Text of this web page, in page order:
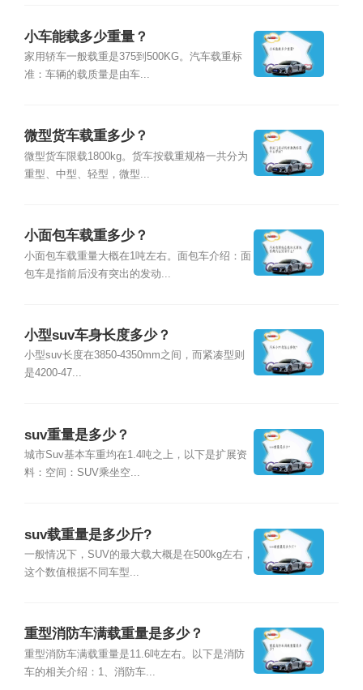
小车能载多少重量？
家用轿车一般载重是375到500KG。汽车载重标
准：车辆的载质量是由车...
微型货车载重多少？
微型货车限载1800kg。货车按载重规格一共分为
重型、中型、轻型，微型...
小面包车载重多少？
小面包车载重量大概在1吨左右。面包车介绍：面
包车是指前后没有突出的发动...
小型suv车身长度多少？
小型suv长度在3850-4350mm之间，而紧凑型则
是4200-47...
suv重量是多少？
城市Suv基本车重均在1.4吨之上，以下是扩展资
料：空间：SUV乘坐空...
suv载重量是多少斤?
一般情况下，SUV的最大载大概是在500kg左右，
这个数值根据不同车型...
重型消防车满载重量是多少？
重型消防车满载重量是11.6吨左右。以下是消防
车的相关介绍：1、消防车...